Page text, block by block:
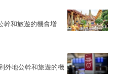
幹和旅遊的機會增
外地公幹和旅遊的機